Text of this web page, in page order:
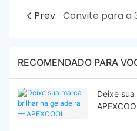
Prev.
RECOMENDADO PARA
Deixe